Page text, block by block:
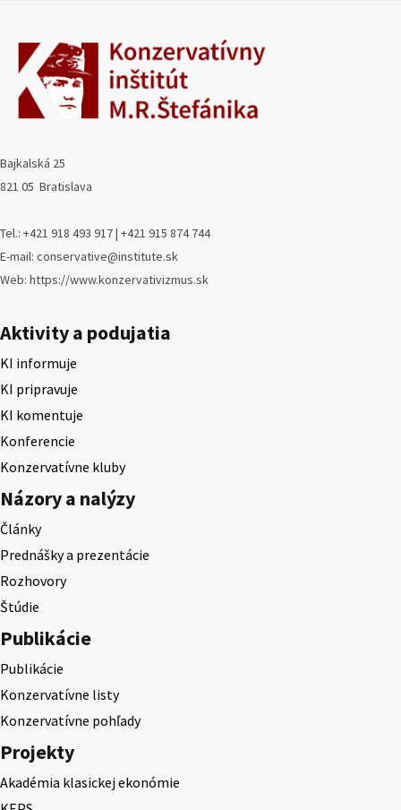
Bajkalská 25
821 05 Bratislava
Tel.: +421 918 493 917 | +421 915 874 744
E-mail: conservative@institute.sk
Web: https://www.konzervativizmus.sk
Aktivity a podujatia
KI informuje
KI pripravuje
KI komentuje
Konferencie
Konzervatívne kluby
Názory a nalýzy
Články
Prednášky a prezentácie
Rozhovory
Štúdie
Publikácie
Publikácie
Konzervatívne listy
Konzervatívne pohľady
Projekty
Akadémia klasickej ekonómie